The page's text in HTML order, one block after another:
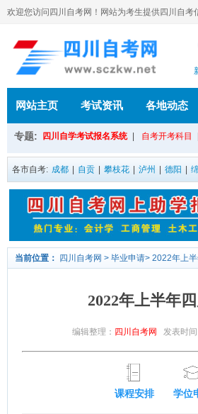
欢迎您访问四川自考网！网站为考生提供四川自
网站主页 考试资讯 各地动态
专题: 四川自学考试报名系统 自考开考科目
各市自考: 成都 自贡 攀枝花 泸州 德阳
当前位置： 四川自考网 > 毕业申请> 2022年上
2022年上半年
编辑整理： 四川自考网 发表时
课程安排 学位